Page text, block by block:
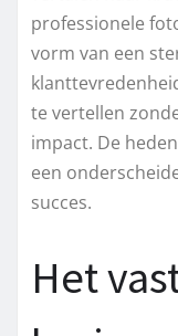
professionele
vorm van een
te vertellen
impact. De
een
succes.
Het